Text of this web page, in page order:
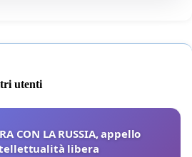
utenti
CON LA RUSSIA, appello
libera